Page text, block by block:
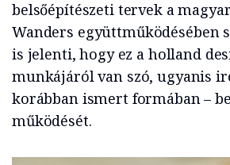
belsőépítészeti tervek a
Wanders együttműködésében
is jelenti, hogy ez a holland
munkájáról van szó, ugyanis
korábban ismert formában –
működését.